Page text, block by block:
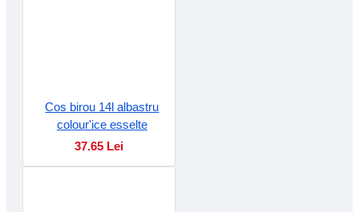
Cos birou 14l albastru
colour'ice esselte
37.65 Lei